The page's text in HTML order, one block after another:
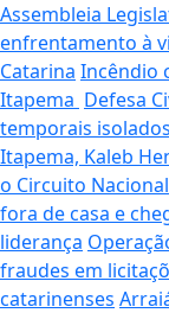
Assembleia
enfrentamento à
Catarina Incêndio
Itapema Defesa
temporais
Itapema, Kaleb
o Circuito Nacional
fora de casa e
liderança
fraudes em
catarinenses